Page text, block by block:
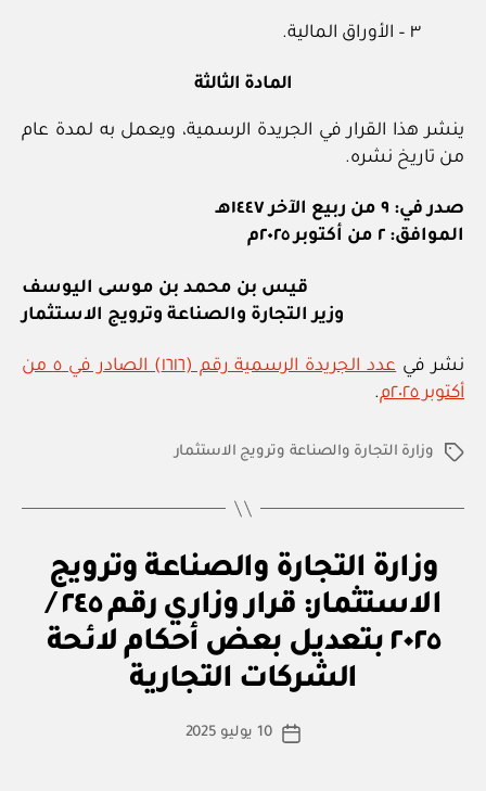
٣ – الأوراق المالية.
المادة الثالثة
ينشر هذا القرار في الجريدة الرسمية، ويعمل به لمدة عام
من تاريخ نشره.
صدر في: ٩ من ربيع الآخر ١٤٤٧هـ
الموافق: ٢ من أكتوبر ٢٠٢٥م
قيس بن محمد بن موسى اليوسف
وزير التجارة والصناعة وترويج الاستثمار
نشر في
عدد الجريدة الرسمية رقم (١٦١٦) الصادر في ٥ من
أكتوبر ٢٠٢٥م
.
الوسوموزارة التجارة والصناعة وترويج الاستثمار
التصنيفات
وزارة التجارة والصناعة وترويج
الاستثمار: قرار وزاري رقم ٢٤٥ /
٢٠٢٥ بتعديل بعض أحكام لائحة
الشركات التجارية
كاتب
بو
س
ة
تاريخ
10 يوليو 2025